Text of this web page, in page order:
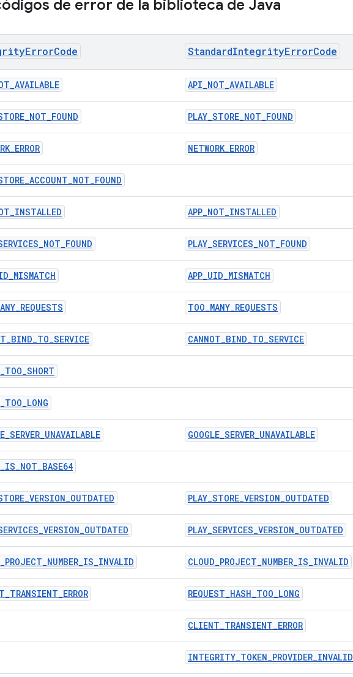
de error de la biblioteca de Java
StandardIntegrityErrorCode
API_NOT_AVAILABLE
PLAY_STORE_NOT_FOUND
NETWORK_ERROR
APP_NOT_INSTALLED
PLAY_SERVICES_NOT_FOUND
APP_UID_MISMATCH
TOO_MANY_REQUESTS
CANNOT_BIND_TO_SERVICE
GOOGLE_SERVER_UNAVAILABLE
PLAY_STORE_VERSION_OUTDATED
PLAY_SERVICES_VERSION_OUTDATED
CLOUD_PROJECT_NUMBER_IS_INVALID
REQUEST_HASH_TOO_LONG
CLIENT_TRANSIENT_ERROR
INTEGRITY_TOKEN_PROVIDER_INVALID